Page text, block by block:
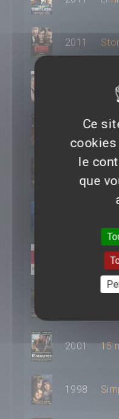
2011
2010
2001 15
1998
Ce
cookies
le
que